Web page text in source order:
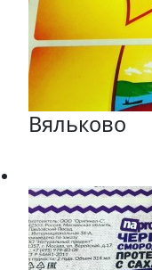
Вяльково